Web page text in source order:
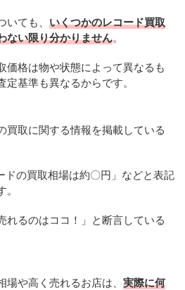
ても、 いくつかのレコード買取
ない限り分かりません。
価格は物や状態によって異なるも
基準も異なるからです。
買取に関する情報を掲載している
の買取相場は約〇円」などと表記
れるのはココ！」と断言している
や高く売れるお店は、 実際に何